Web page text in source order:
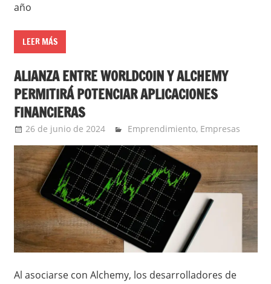
año
LEER MÁS
ALIANZA ENTRE WORLDCOIN Y ALCHEMY
PERMITIRÁ POTENCIAR APLICACIONES
FINANCIERAS
26 de junio de 2024 Ernesto Herrera
Emprendimiento, Empresas
Al asociarse con Alchemy, los desarrolladores de